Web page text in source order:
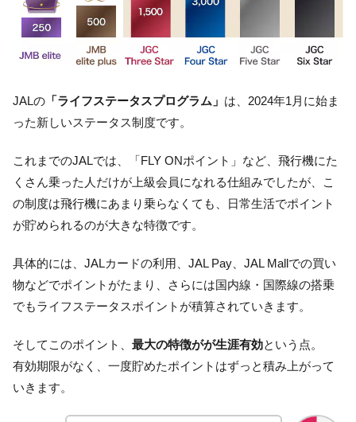
JALの 「ライフステータスプログラム」 は、2024年1月に始ま
った新しいステータス制度です。
これまでのJALでは、「FLY ONポイント」など、飛行機にた
くさん乗った人だけが上級会員になれる仕組みでしたが、こ
の制度は飛行機にあまり乗らなくても、日常生活でポイント
が貯められるのが大きな特徴です。
具体的には、JALカードの利用、JAL Pay、JAL Mallでの買い
物などでポイントがたまり、さらには国内線・国際線の搭乗
でもライフステータスポイントが積算されていきます。
そしてこのポイント、 最大の特徴がが生涯有効という点。
有効期限がなく、一度貯めたポイントはずっと積み上がって
いきます。